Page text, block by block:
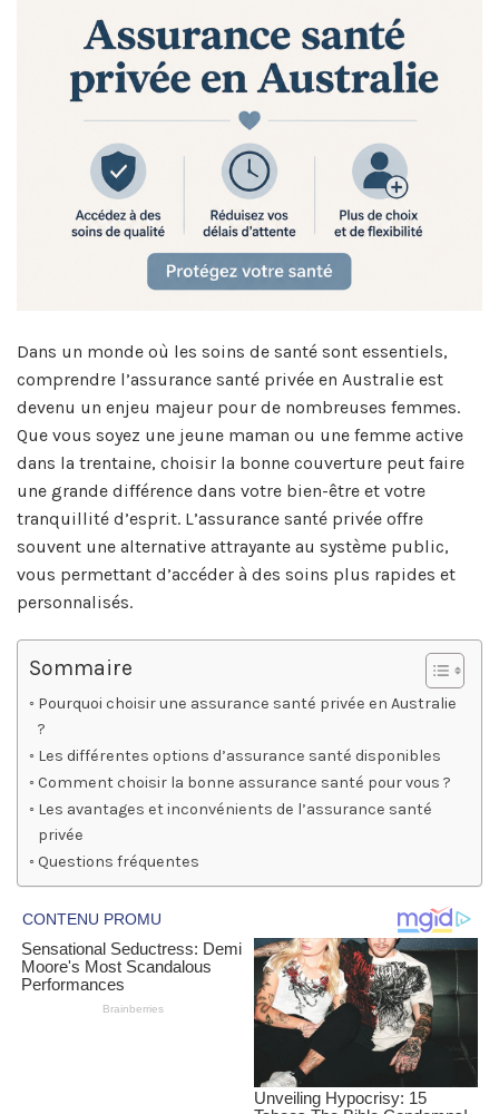
Dans un monde où les soins de santé sont essentiels,
comprendre l’assurance santé privée en Australie est
devenu un enjeu majeur pour de nombreuses femmes.
Que vous soyez une jeune maman ou une femme active
dans la trentaine, choisir la bonne couverture peut faire
une grande différence dans votre bien-être et votre
tranquillité d’esprit. L’assurance santé privée offre
souvent une alternative attrayante au système public,
vous permettant d’accéder à des soins plus rapides et
personnalisés.
Sommaire
Pourquoi choisir une assurance santé privée en Australie
?
Les différentes options d’assurance santé disponibles
Comment choisir la bonne assurance santé pour vous ?
Les avantages et inconvénients de l’assurance santé
privée
Questions fréquentes